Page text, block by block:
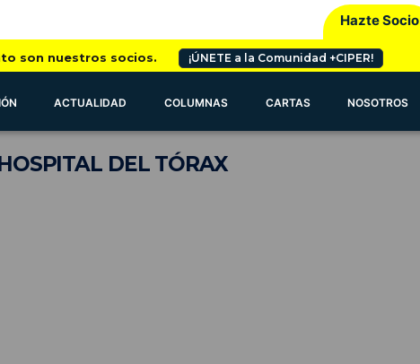
Hazte Socio
son nuestros socios. ¡ÚNETE a la Comunidad +CIPER!
ACTUALIDAD COLUMNAS CARTAS NOSOTROS
DEL TÓRAX